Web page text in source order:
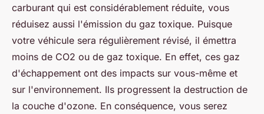
carburant qui est considérablement réduite, vous
réduisez aussi l'émission du gaz toxique. Puisque
votre véhicule sera régulièrement révisé, il émettra
moins de CO2 ou de gaz toxique. En effet, ces gaz
d'échappement ont des impacts sur vous-même et
sur l'environnement. Ils progressent la destruction de
la couche d'ozone. En conséquence, vous serez